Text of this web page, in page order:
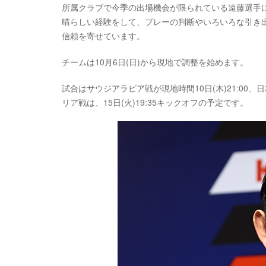
所属クラブで今季の出場機会が限られている遠藤選
晴らしい経験をして、プレーの判断やいろいろな引
信頼を寄せています。
チームは10月6日(日)から現地で調整を始めます。
試合はサウジアラビア戦が現地時間10日(木)21:00、
リア戦は、15日(火)19:35キックオフの予定です。